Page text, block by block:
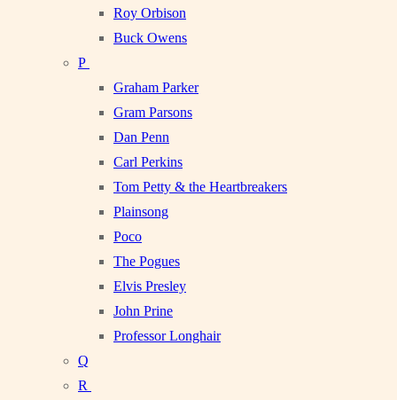
Roy Orbison
Buck Owens
P
Graham Parker
Gram Parsons
Dan Penn
Carl Perkins
Tom Petty & the Heartbreakers
Plainsong
Poco
The Pogues
Elvis Presley
John Prine
Professor Longhair
Q
R